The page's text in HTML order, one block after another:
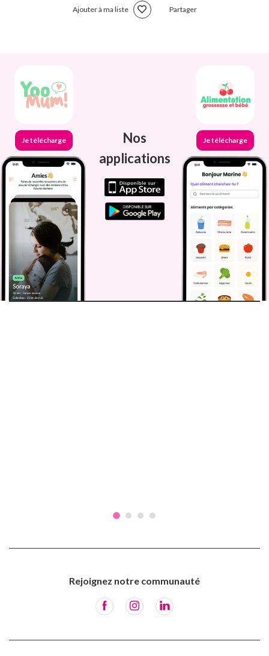
Ajouter à ma liste Partager
Je télécharge
Nos
applications
Je télécharge
Rejoignez notre communauté